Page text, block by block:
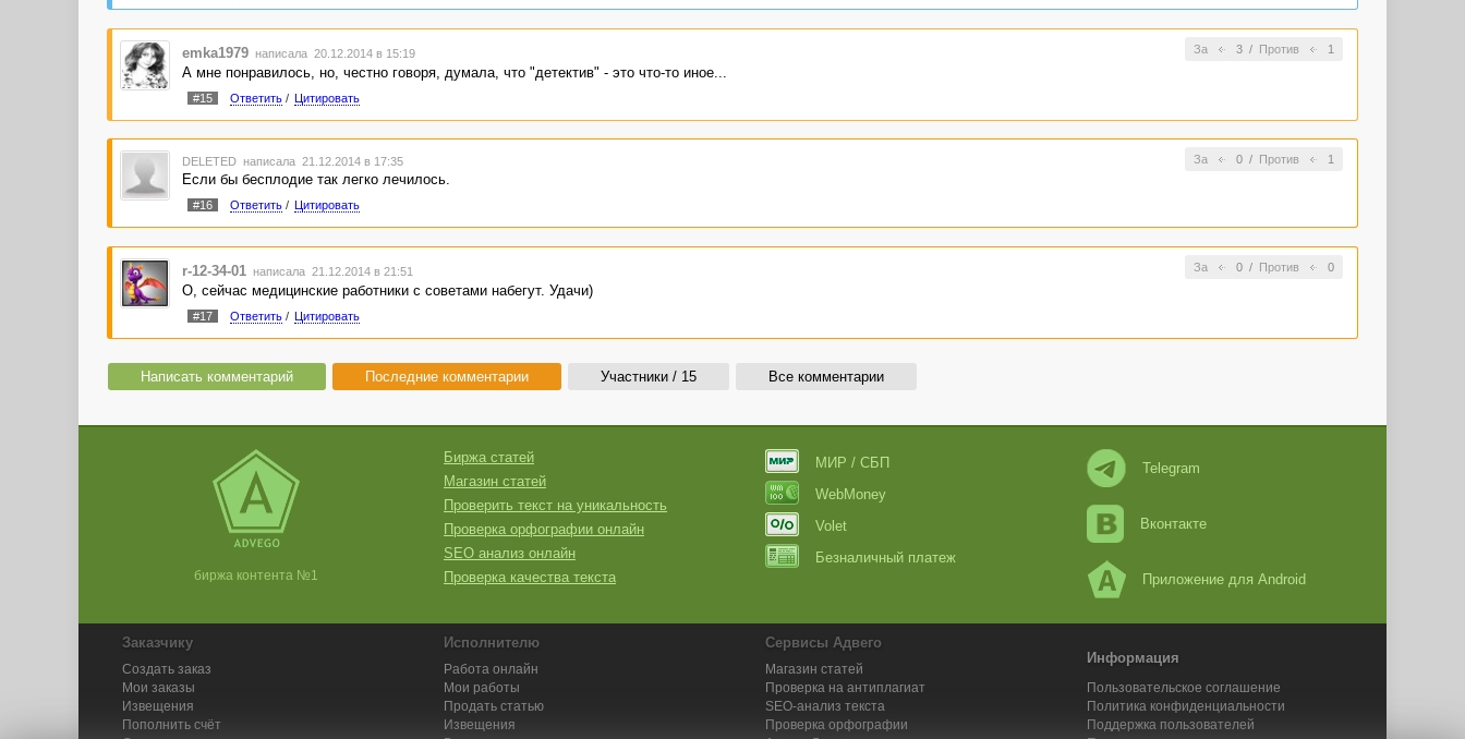
За 3/ Против 1
emka1979 написала 20.12.2014 в 15:19
А мне понравилось, но, честно говоря, думала, что "детектив" - это что-то иное...
#15 Ответить/ Цитировать
За 0/ Против 1
DELETED написала 21.12.2014 в 17:35
Если бы бесплодие так легко лечилось.
#16 Ответить/ Цитировать
За 0/ Против 0
r-12-34-01 написала 21.12.2014 в 21:51
О, сейчас медицинские работники с советами набегут. Удачи)
#17 Ответить/ Цитировать
Написать комментарий Последние комментарии Участники / 15 Все комментарии
биржа контента №1
Биржа статей
Магазин статей
Проверить текст на уникальность
Проверка орфографии онлайн
SEO анализ онлайн
Проверка качества текста
МИР / СБП
WebMoney
Volet
Безналичный платеж
Telegram
Вконтакте
Приложение для Android
Заказчику
Создать заказ
Мои заказы
Извещения
Пополнить счёт
Исполнителю
Работа онлайн
Мои работы
Продать статью
Извещения
Сервисы Адвего
Магазин статей
Проверка на антиплагиат
SEO-анализ текста
Проверка орфографии
Информация
Пользовательское соглашение
Политика конфиденциальности
Поддержка пользователей